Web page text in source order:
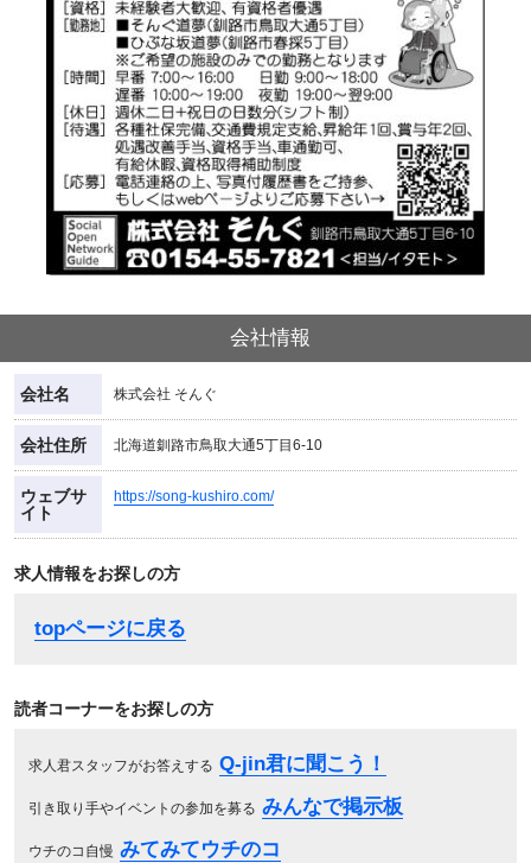
会社情報
会社名 株式会社 そんぐ
会社住所 北海道釧路市鳥取大通5丁目6-10
ウェブサ
イト
https://song-kushiro.com/
求人情報をお探しの方
topページに戻る
読者コーナーをお探しの方
求人君スタッフがお答えする Q-jin君に聞こう！
引き取り手やイベントの参加を募る みんなで掲示板
ウチのコ自慢 みてみてウチのコ